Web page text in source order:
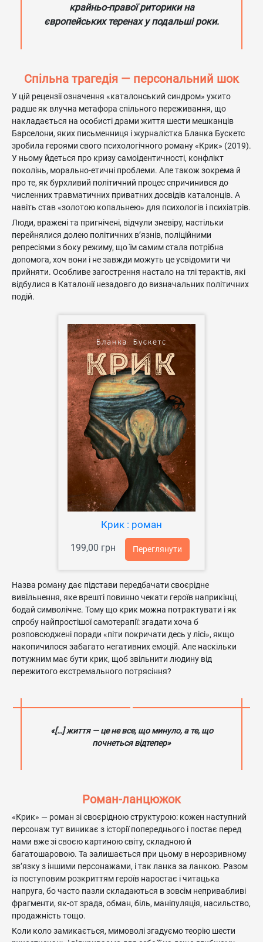
крайньо-правої риторики на
європейських теренах у подальші роки.
Спільна трагедія — персональний шок
У цій рецензії означення «каталонський синдром» ужито
радше як влучна метафора спільного переживання, що
накладається на особисті драми життя шести мешканців
Барселони, яких письменниця і журналістка Бланка Бускетс
зробила героями свого психологічного роману «Крик» (2019).
У ньому йдеться про кризу самоідентичності, конфлікт
поколінь, морально-етичні проблеми. Але також зокрема й
про те, як бурхливий політичний процес спричинився до
численних травматичних приватних досвідів каталонців. А
навіть став «золотою копальнею» для психологів і психіатрів.
Люди, вражені та пригнічені, відчули зневіру, настільки
перейнялися долею політичних в’язнів, поліційними
репресіями з боку режиму, що їм самим стала потрібна
допомога, хоч вони і не завжди можуть це усвідомити чи
прийняти. Особливе загострення настало на тлі терактів, які
відбулися в Каталонії незадовго до визначальних політичних
подій.
Крик : роман
199,00 грн Переглянути
Назва роману дає підстави передбачати своєрідне
вивільнення, яке врешті повинно чекати героїв наприкінці,
бодай символічне. Тому що крик можна потрактувати і як
спробу найпростішої самотерапії: згадати хоча б
розповсюджені поради «піти покричати десь у лісі», якщо
накопичилося забагато негативних емоцій. Але наскільки
потужним має бути крик, щоб звільнити людину від
пережитого екстремального потрясіння?
«[…] життя — це не все, що минуло, а те, що
почнеться відтепер»
Роман-ланцюжок
«Крик» — роман зі своєрідною структурою: кожен наступний
персонаж тут виникає з історії попереднього і постає перед
нами вже зі своєю картиною світу, складною й
багатошаровою. Та залишається при цьому в нерозривному
зв’язку з іншими персонажами, і так ланка за ланкою. Разом
із поступовим розкриттям героїв наростає і читацька
напруга, бо часто пазли складаються в зовсім непривабливі
фрагменти, як-от зрада, обман, біль, маніпуляція, насильство,
продажність тощо.
Коли коло замикається, мимоволі згадуємо теорію шести